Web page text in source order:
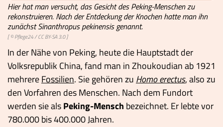
Hier hat man versucht, das Gesicht des Peking-Menschen zu
rekonstruieren. Nach der Entdeckung der Knochen hatte man ihn
zunächst Sinanthropus pekinensis genannt.
[ © Pflege24 /CC BY-SA 3.0]
In der Nähe von Peking, heute die Hauptstadt der
Volksrepublik China, fand man in Zhoukoudian ab 1921
mehrereFossilien. Sie gehören zu Homo erectus, also zu
den Vorfahren des Menschen. Nach dem Fundort
werden sie alsPeking-Mensch bezeichnet. Er lebte vor
780.000 bis 400.000 Jahren.